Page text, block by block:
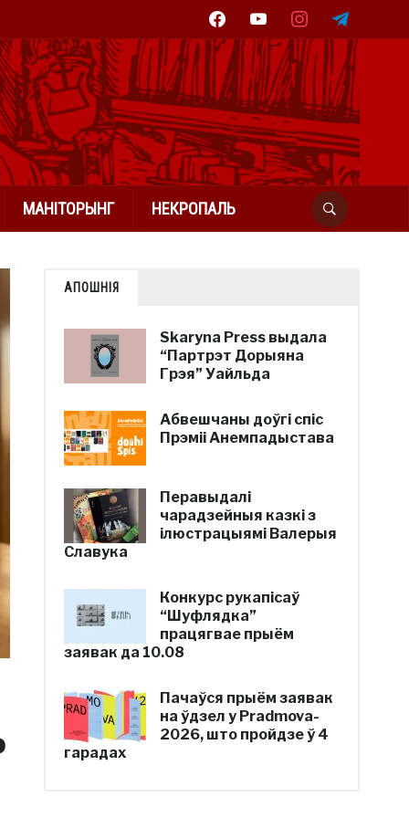
facebookyoutube instagramtelegram
МАНІТОРЫНГ НЕКРОПАЛЬ
АПОШНІЯ
Skaryna Press выдала
“Партрэт Дорыяна
Грэя” Уайльда
Абвешчаны доўгі спіс
Прэміі Анемпадыстава
Перавыдалі
чарадзейныя казкі з
ілюстрацыямі Валерыя
Славука
Конкурс рукапісаў
“Шуфлядка”
працягвае прыём
заявак да 10.08
Пачаўся прыём заявак
на ўдзел у Pradmova-
2026, што пройдзе ў 4
гарадах